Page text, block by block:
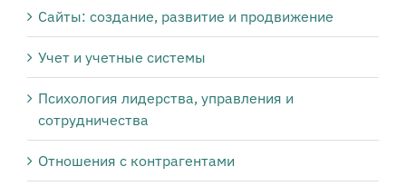
Сайты: создание, развитие и продвижение
Учет и учетные системы
Психология лидерства, управления и
сотрудничества
Отношения с контрагентами